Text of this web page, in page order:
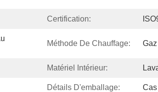
Certification:
Méthode De Chauffage:
Matériel Intérieur:
Détails D'emballage: